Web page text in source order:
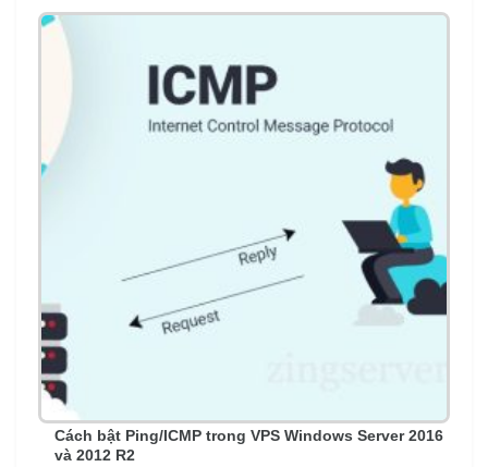
Cách bật Ping/ICMP trong VPS Windows Server 2016
và 2012 R2